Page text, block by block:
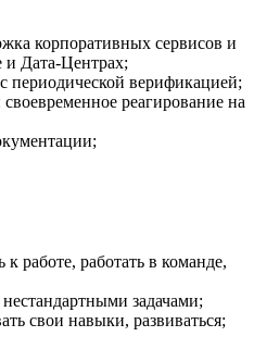
корпоративных сервисов и
и Дата-Центрах;
периодической верификацией;
реагирование на
работе, работать в команде,
задачами;
свои навыки, развиваться;